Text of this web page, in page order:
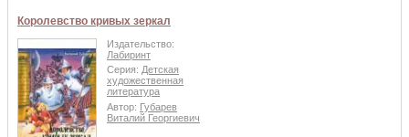
Королевство кривых зеркал
Издательство:
Лабиринт
Серия: Детская
художественная
литература
Автор: Губарев
Виталий Георгиевич